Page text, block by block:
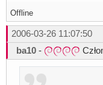
Offline
2006-03-26 11:07:50
ba10 -